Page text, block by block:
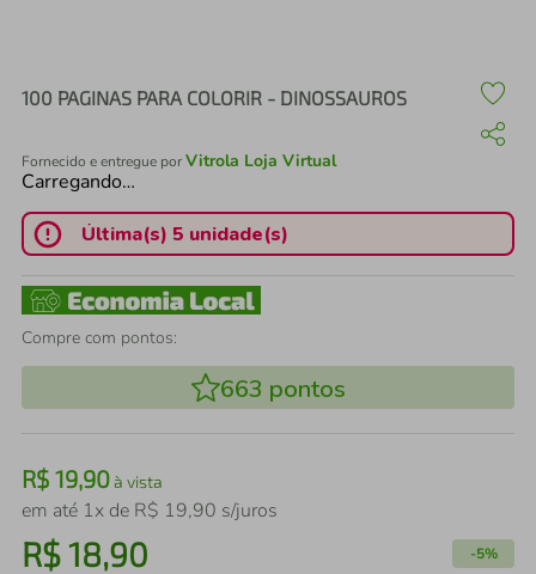
100 PAGINAS PARA COLORIR - DINOSSAUROS
Fornecido e entregue porVitrola Loja Virtual
Carregando…
Última(s) 5 unidade(s)
Compre com pontos:
663 pontos
R$ 19,90à vista
em até 1x de R$ 19,90 s/juros
R$18,90 -5%